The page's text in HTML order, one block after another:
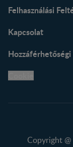
Felhasználási
Kapcsolat
Copyright